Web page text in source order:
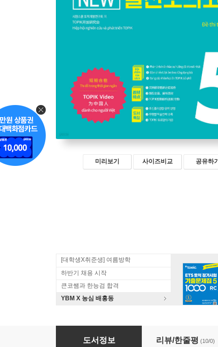
미리보기 사이즈비교 공유하기
[대학생X취준생] 여름방학
하반기 채용 시작
큰코쌤과 한능검 합격
YBM X 농심 배홍동
토픽300+ TOPIKⅡ New 실전모의고사 5회
도서정보 리뷰/한줄평 (10/0)